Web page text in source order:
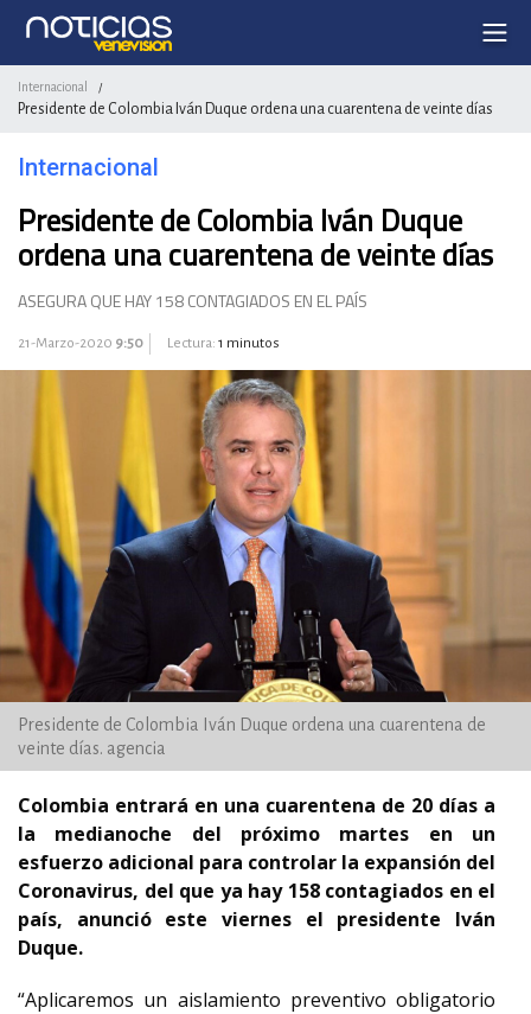
Internacional /
Presidente de Colombia Iván Duque ordena una cuarentena de veinte días
Internacional
Presidente de Colombia Iván Duque
ordena una cuarentena de veinte días
ASEGURA QUE HAY 158 CONTAGIADOS EN EL PAÍS
21-Marzo-2020 9:50 Lectura: 1 minutos
Presidente de Colombia Iván Duque ordena una cuarentena de
veinte días. agencia
Colombia entrará en una cuarentena de 20 días a
la medianoche del próximo martes en un
esfuerzo adicional para controlar la expansión del
Coronavirus, del que ya hay 158 contagiados en el
país, anunció este viernes el presidente Iván
Duque.
“Aplicaremos un aislamiento preventivo obligatorio